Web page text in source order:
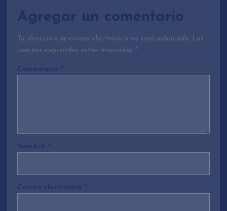
Agregar un comentario
Tu dirección de correo electrónico no será publicada. Los
campos requeridos están marcados *
Comentario *
Nombre *
Correo electrónico *